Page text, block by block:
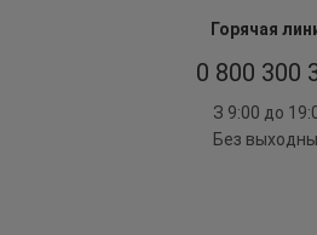
Горячая
0 800 300
З 9:00 до
Без